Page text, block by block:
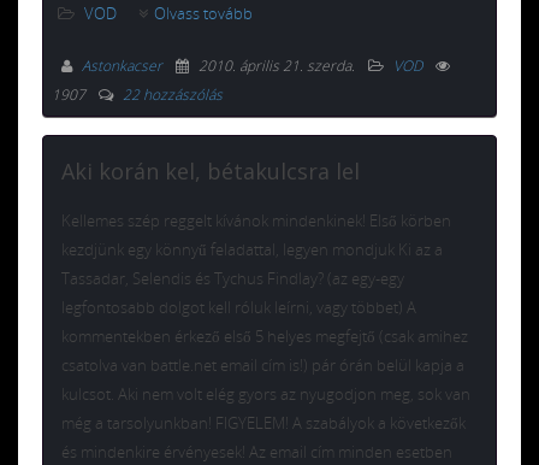
VOD Olvass tovább
Astonkacser 2010. április 21. szerda.
VOD
1907
22 hozzászólás
Aki korán kel, bétakulcsra lel
Kellemes szép reggelt kívánok mindenkinek! Első körben
kezdjünk egy könnyű feladattal, legyen mondjuk Ki az a
Tassadar, Selendis és Tychus Findlay? (az egy-egy
legfontosabb dolgot kell róluk leírni, vagy többet) A
kommentekben érkező első 5 helyes megfejtő (csak amihez
csatolva van battle.net email cím is!) pár órán belül kapja a
kulcsot. Aki nem volt elég gyors az nyugodjon meg, sok van
még a tarsolyunkban! FIGYELEM! A szabályok a következők
és mindenkire érvényesek! Az email cím minden esetben